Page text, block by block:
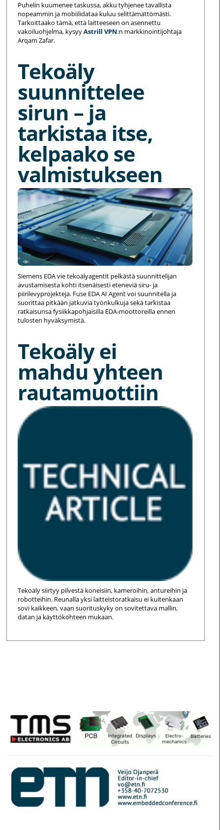
Puhelin kuumenee taskussa, akku tyhjenee tavallista
nopeammin ja mobiilidataa kuluu selittämättömästi.
Tarkoittaako tämä, että laitteeseen on asennettu
vakoiluohjelma, kysyyAstrill VPN:n markkinointijohtaja
Arqam Zafar.
Tekoäly
suunnittelee
sirun – ja
tarkistaa itse,
kelpaako se
valmistukseen
Siemens EDA vie tekoälyagentit pelkästä suunnittelijan
avustamisesta kohti itsenäisesti eteneviä siru- ja
piirilevyprojekteja. Fuse EDA AI Agent voi suunnitella ja
suorittaa pitkään jatkuvia työnkulkuja sekä tarkistaa
ratkaisunsa fysiikkapohjaisilla EDA-moottoreilla ennen
tulosten hyväksymistä.
Tekoäly ei
mahdu yhteen
rautamuottiin
Tekoäly siirtyy pilvestä koneisiin, kameroihin, antureihin ja
robotteihin. Reunalla yksi laitteistoratkaisu ei kuitenkaan
sovi kaikkeen, vaan suorituskyky on sovitettava mallin,
datan ja käyttökohteen mukaan.